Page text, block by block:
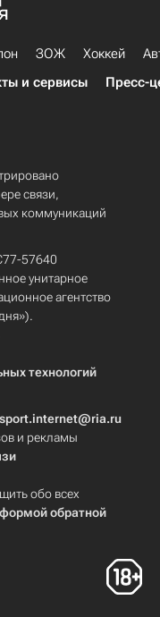
ЗОЖ Хоккей
и сервисы Пресс-
связи,
коммуникаций
57640
унитарное
агентство
технологий
и рекламы
обо всех
формой обратной